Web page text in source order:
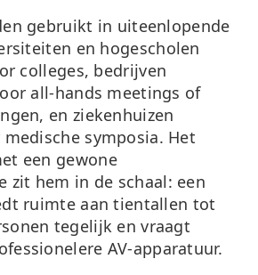
gebruikt in uiteenlopende
en hogescholen
colleges, bedrijven
all-hands meetings of
en ziekenhuizen
symposia. Het
een gewone
zit hem in de schaal: een
ruimte aan tientallen tot
tegelijk en vraagt
AV-apparatuur.